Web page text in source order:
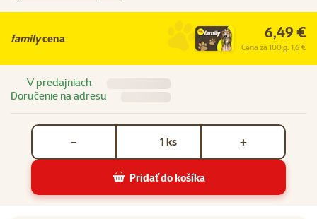
familycena 6,49 €
Cena za 100 g: 1,6 €
V predajniach
Doručenie na adresu
ks
− +
Pridať do košíka